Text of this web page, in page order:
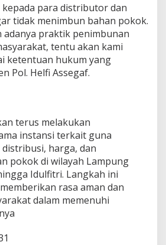
kepada para distributor dan
tidak menimbun bahan pokok.
adanya praktik penimbunan
tentu akan kami
ketentuan hukum yang
Pol. Helfi Assegaf.
terus melakukan
instansi terkait guna
harga, dan
pokok di wilayah Lampung
Idulfitri. Langkah ini
rasa aman dan
dalam memenuhi